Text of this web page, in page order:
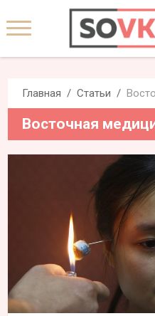
Главная Статьи
Восточная